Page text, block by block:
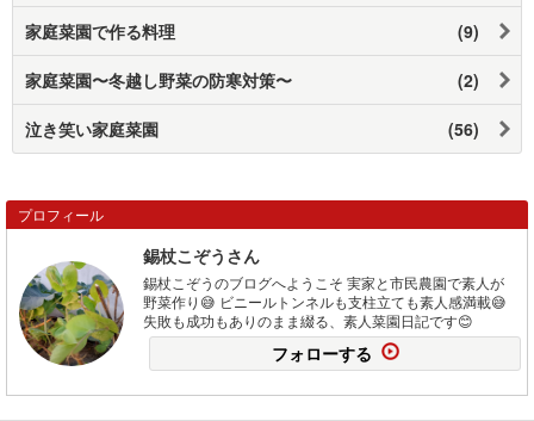
家庭菜園で作る料理 (9)
家庭菜園〜冬越し野菜の防寒対策〜 (2)
泣き笑い家庭菜園 (56)
プロフィール
錫杖こぞうさん
錫杖こぞうのブログへようこそ 実家と市民農園で素人が
野菜作り😅 ビニールトンネルも支柱立ても素人感満載😅
失敗も成功もありのまま綴る、素人菜園日記です😊
フォローする